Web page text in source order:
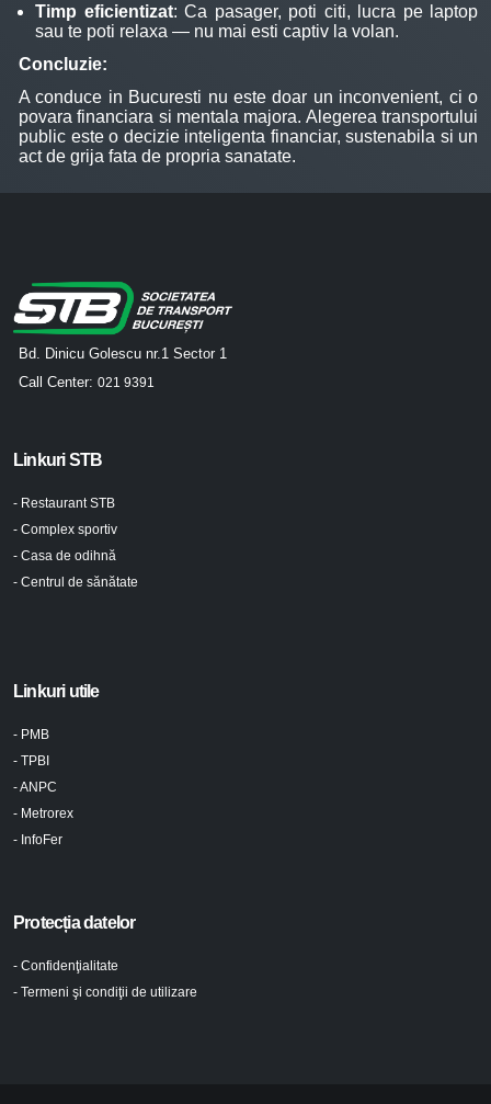
Timp eficientizat: Ca pasager, poti citi, lucra pe laptop
sau te poti relaxa — nu mai esti captiv la volan.
Concluzie:
A conduce in Bucuresti nu este doar un inconvenient, ci o
povara financiara si mentala majora. Alegerea transportului
public este o decizie inteligenta financiar, sustenabila si un
act de grija fata de propria sanatate.
Bd. Dinicu Golescu nr.1 Sector 1
Call Center: 021 9391
Linkuri STB
- Restaurant STB
- Complex sportiv
- Casa de odihnă
- Centrul de sănătate
Linkuri utile
- PMB
- TPBI
- ANPC
- Metrorex
- InfoFer
Protecția datelor
- Confidenţialitate
- Termeni şi condiţii de utilizare